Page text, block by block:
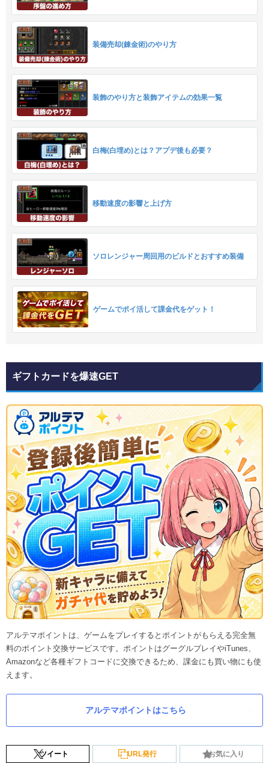
装備売却(錬金術)のやり方
装飾のやり方と装飾アイテムの効果一覧
白梅(白埋め)とは？アプデ後も必要？
移動速度の影響と上げ方
ソロレンジャー周回用のビルドとおすすめ装備
ゲームでポイ活して課金代をゲット！
ギフトカードを爆速GET
アルテマポイントは、ゲームをプレイするとポイントがもらえる完全無
料のポイント交換サービスです。ポイントはグーグルプレイやiTunes、
Amazonなど各種ギフトコードに交換できるため、課金にも買い物にも使
えます。
アルテマポイントはこちら
ツイート URL発行 お気に入り